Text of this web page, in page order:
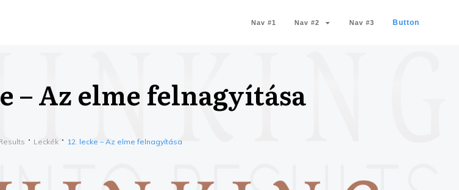
Nav #1 Nav #2 Nav #3 Button
– Az elme felnagyítása
Leckék 12. lecke – Az elme felnagyítása